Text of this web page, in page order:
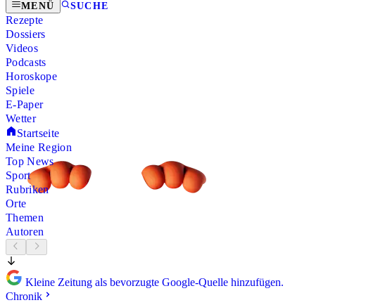
MENÜ SUCHE
Rezepte
Dossiers
Videos
Podcasts
Horoskope
Spiele
E-Paper
Wetter
Startseite
Meine Region
Top News
Sport
Rubriken
Orte
Themen
Autoren
Kleine Zeitung als bevorzugte Google-Quelle hinzufügen.
Chronik